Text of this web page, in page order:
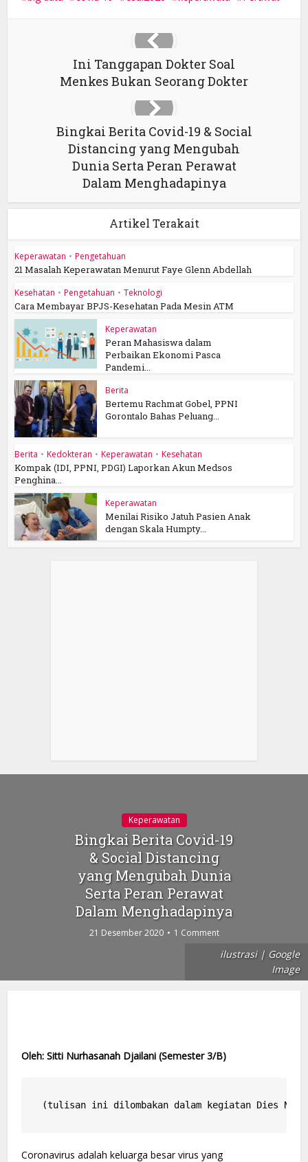
Ini Tanggapan Dokter Soal
Menkes Bukan Seorang Dokter
Bingkai Berita Covid-19 & Social
Distancing yang Mengubah
Dunia Serta Peran Perawat
Dalam Menghadapinya
Artikel Terakait
Keperawatan • Pengetahuan
21 Masalah Keperawatan Menurut Faye Glenn Abdellah
Kesehatan • Pengetahuan • Teknologi
Cara Membayar BPJS-Kesehatan Pada Mesin ATM
Keperawatan
Peran Mahasiswa dalam
Perbaikan Ekonomi Pasca
Pandemi...
Berita
Bertemu Rachmat Gobel, PPNI
Gorontalo Bahas Peluang...
Berita • Kedokteran • Keperawatan • Kesehatan
Kompak (IDI, PPNI, PDGI) Laporkan Akun Medsos
Penghina...
Keperawatan
Menilai Risiko Jatuh Pasien Anak
dengan Skala Humpty...
Keperawatan
Bingkai Berita Covid-19
& Social Distancing
yang Mengubah Dunia
Serta Peran Perawat
Dalam Menghadapinya
21 Desember 2020 1 Comment
ilustrasi | Google
Image
Oleh: Sitti Nurhasanah Djailani (Semester 3/B)
(tulisan ini dilombakan dalam kegiatan Dies
Coronavirus adalah keluarga besar virus yang